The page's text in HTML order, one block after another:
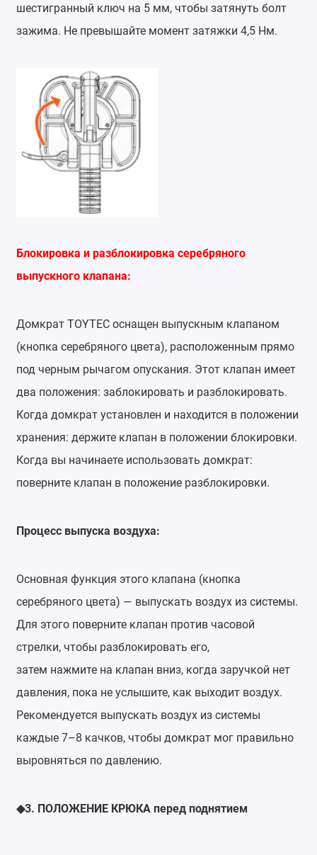
шестигранный ключ на 5 мм, чтобы затянуть болт
зажима. Не превышайте момент затяжки 4,5 Нм.
Блокировка и разблокировка серебряного
выпускного клапана:
Домкрат TOYTECоснащен выпускным клапаном
(кнопка серебряного цвета), расположенным прямо
под черным рычагом опускания. Этот клапан имеет
два положения: заблокировать и разблокировать.
Когда домкрат установлен и находится в положении
хранения: держите клапан в положении блокировки.
Когда вы начинаете использовать домкрат:
поверните клапан в положение разблокировки.
Процесс выпуска воздуха:
Основная функция этого клапана (кнопка
серебряного цвета) — выпускать воздух из системы.
Для этого поверните клапан против часовой
стрелки, чтобы разблокировать его,
затем нажмите на клапан вниз, когда заручкой нет
давления, пока не услышите, как выходит воздух.
Рекомендуется выпускать воздух из системы
каждые 7–8 качков, чтобы домкрат мог правильно
выровняться по давлению.
◆3. ПОЛОЖЕНИЕ КРЮКА перед поднятием